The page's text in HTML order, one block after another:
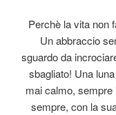
Perchè la vita non
Un abbraccio
sguardo da
sbagliato! Una
mai calmo,
sempre, con la